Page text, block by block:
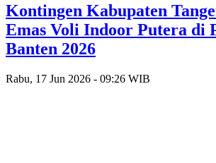
Kontingen Kabupaten
Emas Voli Indoor Putera di
Banten 2026
Rabu, 17 Jun 2026 - 09:26 WIB